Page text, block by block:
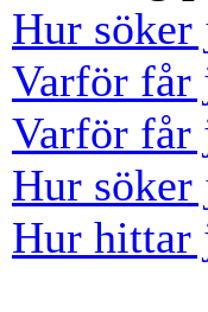
Hur söker
Varför får
Varför får
Hur söker
Hur hittar